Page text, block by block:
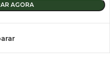
AGORA